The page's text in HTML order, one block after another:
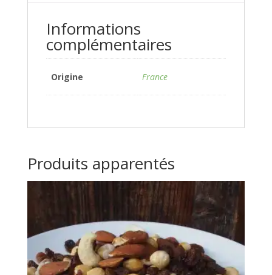
Informations
complémentaires
Origine France
Produits apparentés